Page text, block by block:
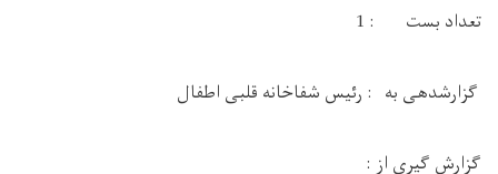
تعداد بست : 1
گزارشدهی به : رئیس شفاخانه قلبی اطفال
گزارش گيری از :